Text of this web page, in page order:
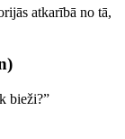
atkarībā no tā,
bieži?”